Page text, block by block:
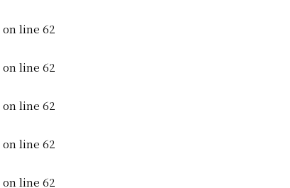
on line 62
on line 62
on line 62
on line 62
on line 62